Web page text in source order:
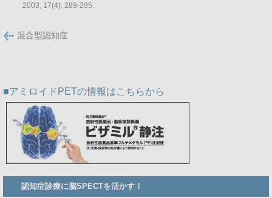
2003; 17(4): 289-295.
混合型認知症
アミロイドPETの情報はこちらから
Member
Side
認知症診療に脳SPECTを活かす！